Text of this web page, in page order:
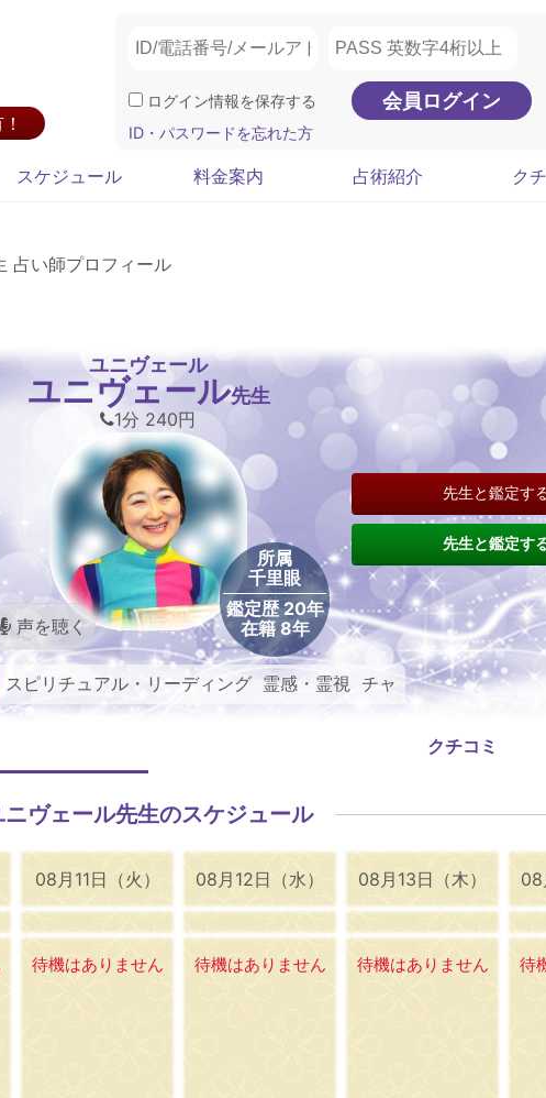
ログイン情報を保存する
ID・パスワードを忘れた方
スケジュール 料金案内 占術紹介 ク
占い師プロフィール
ユニヴェール
ユニヴェール先生
声を聴く
所属
千里眼
鑑定歴 20年
在籍 8年
スピリチュアル・リーディング 霊感・霊視 チャ
1分 240円
先生と鑑定す
先生と鑑定す
クチコミ
ニヴェール先生のスケジュール
08月11日（火）
待機はありません
08月12日（水）
待機はありません
08月13日（木）
待機はありません
08
待